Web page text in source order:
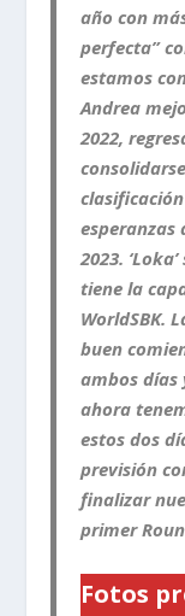
año con
perfecta”
estamos
Andrea
2022,
esperanzas
2023.
tiene la
WorldSBK.
buen
ambos días
ahora
estos dos
previsión
finalizar
primer
Fotos